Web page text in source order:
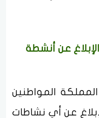
عن أنشطة
المواطنين
عن أي نشاطات